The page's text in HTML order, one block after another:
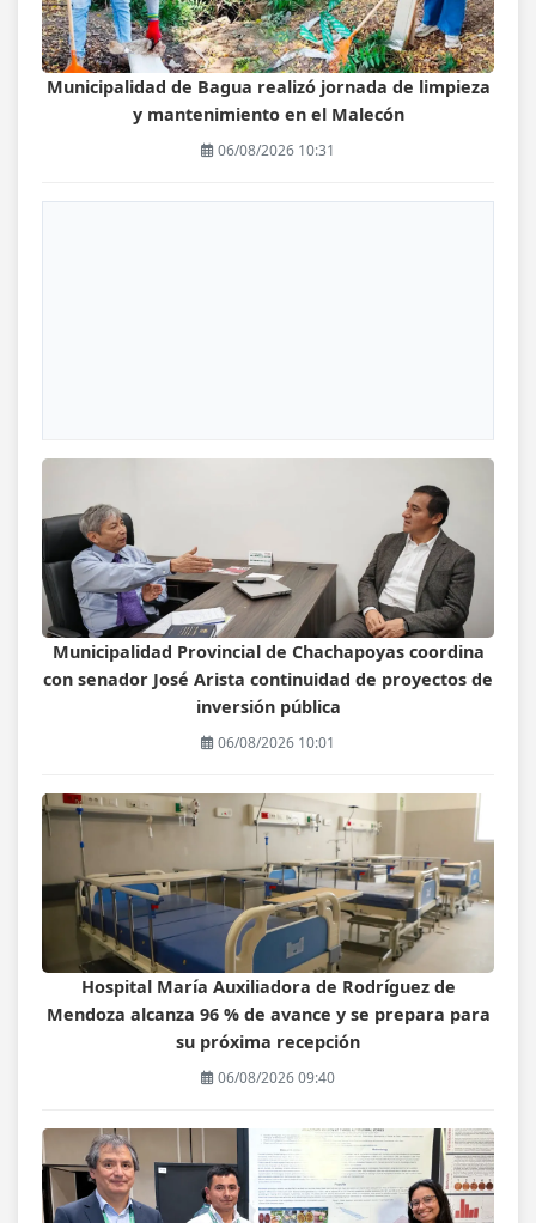
Municipalidad de Bagua realizó jornada de limpieza
y mantenimiento en el Malecón
06/08/2026 10:31
Municipalidad Provincial de Chachapoyas coordina
con senador José Arista continuidad de proyectos de
inversión pública
06/08/2026 10:01
Hospital María Auxiliadora de Rodríguez de
Mendoza alcanza 96 % de avance y se prepara para
su próxima recepción
06/08/2026 09:40